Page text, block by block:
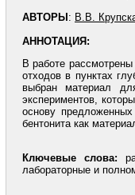
АВТОРЫ : В.В.
АННОТАЦИЯ:
В работе
отходов в пунктах
выбран материал
экспериментов,
основу
бентонита как
Ключевые слова:
лабораторные и